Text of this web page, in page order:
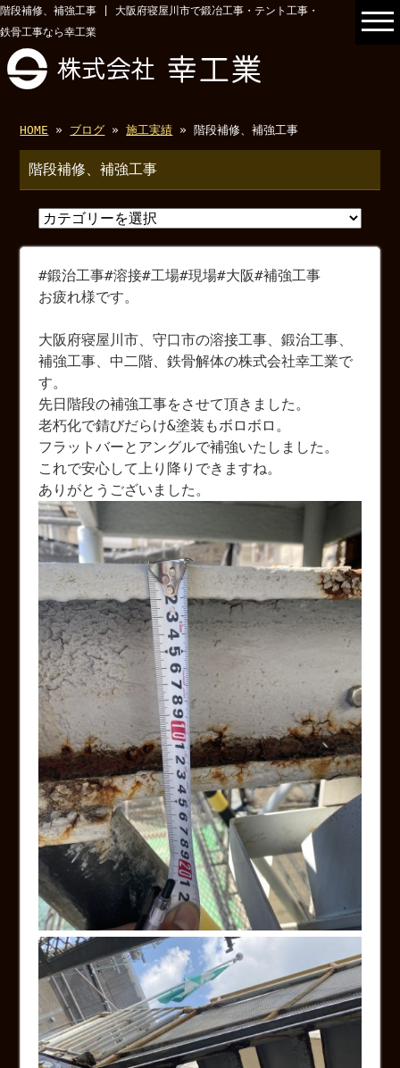
階段補修、補強工事 | 大阪府寝屋川市で鍛冶工事・テント工事・
鉄骨工事なら幸工業
HOME » ブログ »施工実績 » 階段補修、補強工事
階段補修、補強工事
#鍛治工事#溶接#工場#現場#大阪#補強工事
お疲れ様です。
大阪府寝屋川市、守口市の溶接工事、鍛治工事、
補強工事、中二階、鉄骨解体の株式会社幸工業で
す。
先日階段の補強工事をさせて頂きました。
老朽化で錆びだらけ&塗装もボロボロ。
フラットバーとアングルで補強いたしました。
これで安心して上り降りできますね。
ありがとうございました。